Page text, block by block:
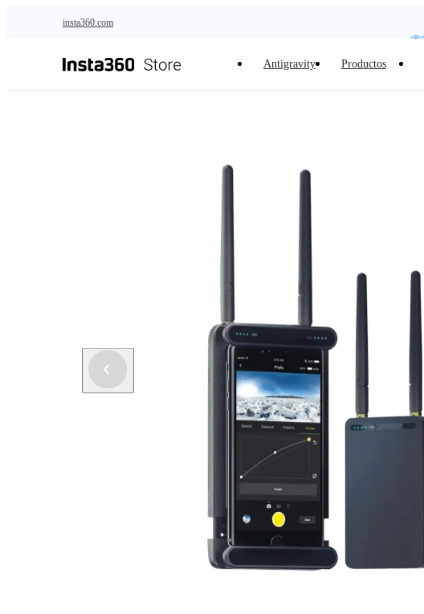
insta360.com
Antigravity Productos